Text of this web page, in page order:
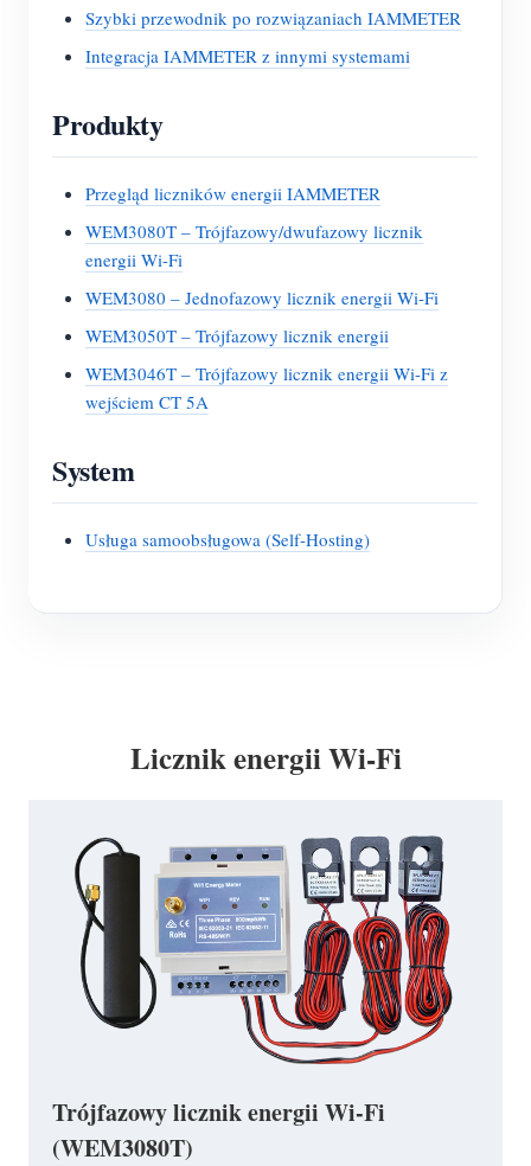
Szybki przewodnik po rozwiązaniach IAMMETER
Integracja IAMMETER z innymi systemami
Produkty
Przegląd liczników energii IAMMETER
WEM3080T – Trójfazowy/dwufazowy licznik
energii Wi-Fi
WEM3080 – Jednofazowy licznik energii Wi-Fi
WEM3050T – Trójfazowy licznik energii
WEM3046T – Trójfazowy licznik energii Wi-Fi z
wejściem CT 5A
System
Usługa samoobsługowa (Self-Hosting)
Licznik energii Wi-Fi
Trójfazowy licznik energii Wi-Fi
(WEM3080T)